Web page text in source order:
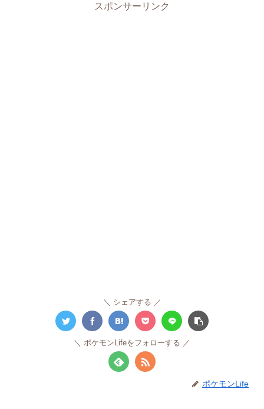
スポンサーリンク
シェアする
ポケモンLifeをフォローする
ポケモンLife